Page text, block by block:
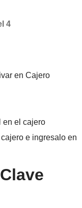
4
en Cajero
en el cajero
e ingresalo en